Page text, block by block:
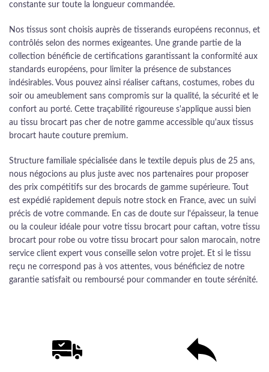
constante sur toute la longueur commandée.
Nos tissus sont choisis auprès de tisserands européens reconnus, et
contrôlés selon des normes exigeantes. Une grande partie de la
collection bénéficie de certifications garantissant la conformité aux
standards européens, pour limiter la présence de substances
indésirables. Vous pouvez ainsi réaliser caftans, costumes, robes du
soir ou ameublement sans compromis sur la qualité, la sécurité et le
confort au porté. Cette traçabilité rigoureuse s'applique aussi bien
au tissu brocart pas cher de notre gamme accessible qu'aux tissus
brocart haute couture premium.
Structure familiale spécialisée dans le textile depuis plus de 25 ans,
nous négocions au plus juste avec nos partenaires pour proposer
des prix compétitifs sur des brocards de gamme supérieure. Tout
est expédié rapidement depuis notre stock en France, avec un suivi
précis de votre commande. En cas de doute sur l'épaisseur, la tenue
ou la couleur idéale pour votre tissu brocart pour caftan, votre tissu
brocart pour robe ou votre tissu brocart pour salon marocain, notre
service client expert vous conseille selon votre projet. Et si le tissu
reçu ne correspond pas à vos attentes, vous bénéficiez de notre
garantie satisfait ou remboursé pour commander en toute sérénité.